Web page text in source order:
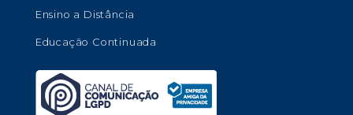
Ensino a Distância
Educação Continuada